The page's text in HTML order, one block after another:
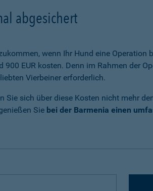
abgesichert
wenn Ihr Hund eine Operation
EUR kosten. Denn im Rahmen der
Vierbeiner erforderlich.
Sie sich über diese Kosten nicht mehr
Sie bei der Barmenia einen